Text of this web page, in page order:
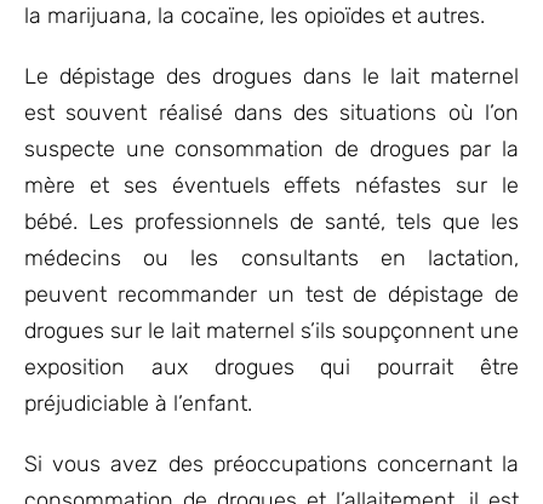
la marijuana, la cocaïne, les opioïdes et autres.
Le dépistage des drogues dans le lait maternel
est souvent réalisé dans des situations où l’on
suspecte une consommation de drogues par la
mère et ses éventuels effets néfastes sur le
bébé. Les professionnels de santé, tels que les
médecins ou les consultants en lactation,
peuvent recommander un test de dépistage de
drogues sur le lait maternel s’ils soupçonnent une
exposition aux drogues qui pourrait être
préjudiciable à l’enfant.
Si vous avez des préoccupations concernant la